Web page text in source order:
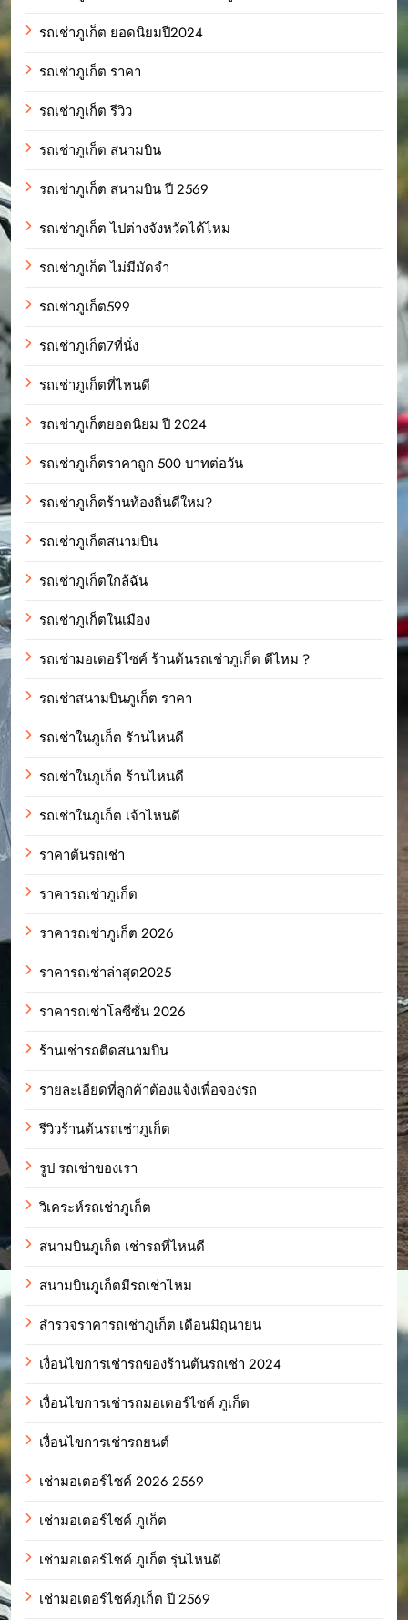
รถเช่าภูเก็ต ยอดนิยมปี2024
รถเช่าภูเก็ต ราคา
รถเช่าภูเก็ต รีวิว
รถเช่าภูเก็ต สนามบิน
รถเช่าภูเก็ต สนามบิน ปี 2569
รถเช่าภูเก็ต ไปต่างจังหวัดได้ไหม
รถเช่าภูเก็ต ไม่มีมัดจำ
รถเช่าภูเก็ต599
รถเช่าภูเก็ต7ที่นั่ง
รถเช่าภูเก็ตที่ไหนดี
รถเช่าภูเก็ตยอดนิยม ปี 2024
รถเช่าภูเก็ตราคาถูก 500 บาทต่อวัน
รถเช่าภูเก็ตร้านท้องถิ่นดีใหม?
รถเช่าภูเก็ตสนามบิน
รถเช่าภูเก็ตใกล้ฉัน
รถเช่าภูเก็ตในเมือง
รถเช่ามอเตอร์ไซค์ ร้านต้นรถเช่าภูเก็ต ดีไหม ?
รถเช่าสนามบินภูเก็ต ราคา
รถเช่าในภูเก็ต รัานไหนดี
รถเช่าในภูเก็ต ร้านไหนดี
รถเช่าในภูเก็ต เจ้าไหนดี
ราคาต้นรถเช่า
ราคารถเช่าภูเก็ต
ราคารถเช่าภูเก็ต 2026
ราคารถเช่าล่าสุด2025
ราคารถเช่าโลซีซั่น 2026
ร้านเช่ารถติดสนามบิน
รายละเอียดที่ลูกค้าต้องแจ้งเพื่อจองรถ
รีวิวร้านต้นรถเช่าภูเก็ต
รูป รถเช่าของเรา
วิเคระห์รถเช่าภูเก็ต
สนามบินภูเก็ต เช่ารถที่ไหนดี
สนามบินภูเก็ตมีรถเช่าไหม
สำรวจราคารถเช่าภูเก็ต เดือนมิถุนายน
เงื่อนไขการเช่ารถของร้านต้นรถเช่า 2024
เงื่อนไขการเช่ารถมอเตอร์ไซค์ ภูเก็ต
เงื่อนไขการเช่ารถยนต์
เช่ามอเตอร์ไซค์ 2026 2569
เช่ามอเตอร์ไซค์ ภูเก็ต
เช่ามอเตอร์ไซค์ ภูเก็ต รุ่นไหนดี
เช่ามอเตอร์ไซค์ภูเก็ต ปี 2569